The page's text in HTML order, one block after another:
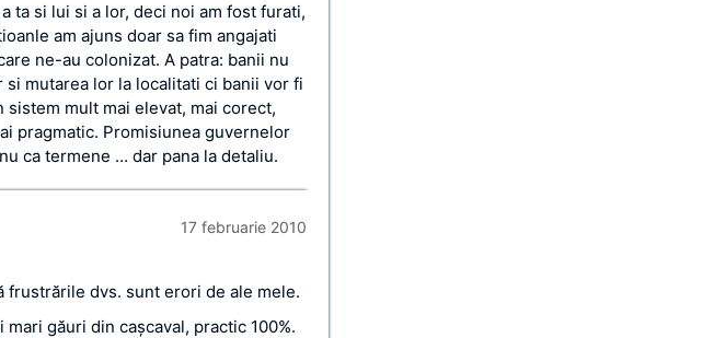
ta si lui si a lor, deci noi am fost furati,
am ajuns doar sa fim angajati
ne-au colonizat. A patra: banii nu
mutarea lor la localitati ci banii vor fi
mult mai elevat, mai corect,
pragmatic. Promisiunea guvernelor
ca termene … dar pana la detaliu.
17 februarie 2010
frustrările dvs. sunt erori de ale mele.
găuri din caşcaval, practic 100%.